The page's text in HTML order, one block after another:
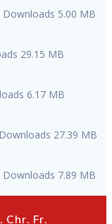
Downloads 5.00 MB
29.15 MB
6.17 MB
27.39 MB
Downloads 7.89 MB
Fr.